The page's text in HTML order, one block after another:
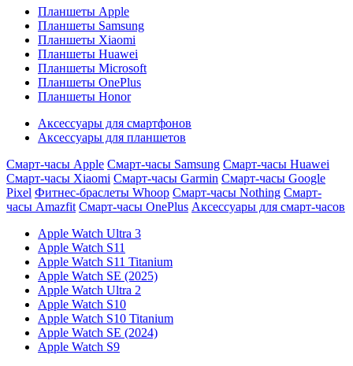
Планшеты Apple
Планшеты Samsung
Планшеты Xiaomi
Планшеты Huawei
Планшеты Microsoft
Планшеты OnePlus
Планшеты Honor
Аксессуары для смартфонов
Аксессуары для планшетов
Смарт-часы Apple Смарт-часы Samsung Смарт-часы Huawei
Смарт-часы Xiaomi Смарт-часы Garmin Смарт-часы Google
Pixel Фитнес-браслеты Whoop Смарт-часы Nothing Смарт-
часы Amazfit Смарт-часы OnePlus Аксессуары для смарт-часов
Apple Watch Ultra 3
Apple Watch S11
Apple Watch S11 Titanium
Apple Watch SE (2025)
Apple Watch Ultra 2
Apple Watch S10
Apple Watch S10 Titanium
Apple Watch SE (2024)
Apple Watch S9